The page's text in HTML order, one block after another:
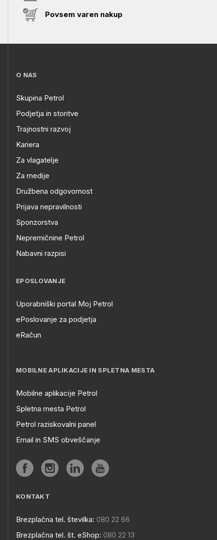
Povsem varen nakup
O NAS
Skupina Petrol
Podjetja in storitve
Trajnostni razvoj
Kariera
Za vlagatelje
Za medije
Družbena odgovornost
Prijava nepravilnosti
Sponzorstva
Nepremičnine Petrol
Nabavni razpisi
EPOSLOVANJE
Uporabniški portal Moj Petrol
ePoslovanje za podjetja
eRačun
MOBILNE APLIKACIJE IN SPLETNA MESTA
Mobilne aplikacije Petrol
Spletna mesta Petrol
Petrol raziskovalni panel
Email in SMS obveščanje
KONTAKT
Brezplačna tel. številka: 080 22 66
Brezplačna tel. št. eShop: 080 22 13